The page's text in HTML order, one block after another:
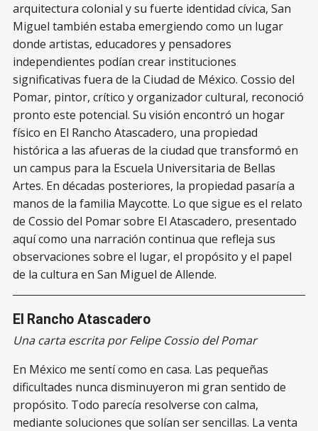
arquitectura colonial y su fuerte identidad cívica, San
Miguel también estaba emergiendo como un lugar
donde artistas, educadores y pensadores
independientes podían crear instituciones
significativas fuera de la Ciudad de México. Cossio del
Pomar, pintor, crítico y organizador cultural, reconoció
pronto este potencial. Su visión encontró un hogar
físico en El Rancho Atascadero, una propiedad
histórica a las afueras de la ciudad que transformó en
un campus para la Escuela Universitaria de Bellas
Artes. En décadas posteriores, la propiedad pasaría a
manos de la familia Maycotte. Lo que sigue es el relato
de Cossio del Pomar sobre El Atascadero, presentado
aquí como una narración continua que refleja sus
observaciones sobre el lugar, el propósito y el papel
de la cultura en San Miguel de Allende.
El Rancho Atascadero
Una carta escrita por Felipe Cossio del Pomar
En México me sentí como en casa. Las pequeñas
dificultades nunca disminuyeron mi gran sentido de
propósito. Todo parecía resolverse con calma,
mediante soluciones que solían ser sencillas. La venta